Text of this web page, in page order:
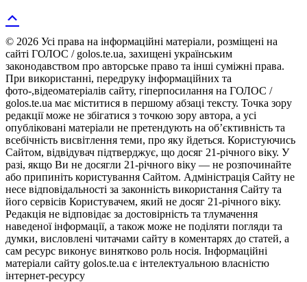
© 2026 Усі права на інформаційні матеріали, розміщені на
сайті ГОЛОС / golos.te.ua, захищені українським
законодавством про авторське право та інші суміжні права.
При використанні, передруку інформаційних та
фото-,відеоматеріалів сайту, гіперпосилання на ГОЛОС /
golos.te.ua має міститися в першому абзаці тексту. Точка зору
редакції може не збігатися з точкою зору автора, а усі
опубліковані матеріали не претендують на об’єктивність та
всебічність висвітлення теми, про яку йдеться. Користуючись
Сайтом, відвідувач підтверджує, що досяг 21-річного віку. У
разі, якщо Ви не досягли 21-річного віку — не розпочинайте
або припиніть користування Сайтом. Адміністрація Сайту не
несе відповідальності за законність використання Сайту та
його сервісів Користувачем, який не досяг 21-річного віку.
Редакція не відповідає за достовірність та тлумачення
наведеної інформації, а також може не поділяти погляди та
думки, висловлені читачами сайту в коментарях до статей, а
сам ресурс виконує винятково роль носія. Інформаційні
матеріали сайту golos.te.ua є інтелектуальною власністю
інтернет-ресурсу